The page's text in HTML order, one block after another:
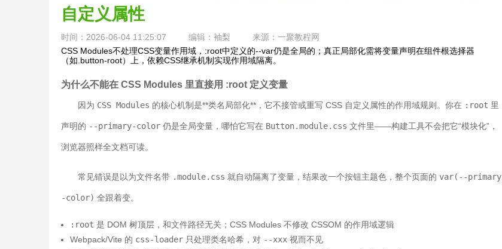
自定义属性
时间：2026-06-04 11:25:07 编辑：袖梨
来源：一聚教程网
CSS Modules不处理CSS变量作用域，:root中定义的--var仍是全局的；真正局部化需将变量声明在组件根选择器
（如.button-root）上，依赖CSS继承机制实现作用域隔离。
为什么不能在 CSS Modules 里直接用 :root 定义变量
因为 CSS Modules 的核心机制是**类名局部化**，它不接管或重写 CSS 自定义属性的作用域规则。你在 :root 里
声明的 --primary-color 仍是全局变量，哪怕它写在 Button.module.css 文件里——构建工具不会把它“模块化”，
浏览器照样全文档可读。
常见错误是以为文件名带 .module.css 就自动隔离了变量，结果改一个按钮主题色，整个页面的 var(--primary
-color) 全跟着变。
:root 是 DOM 树顶层，和文件路径无关；CSS Modules 不修改 CSSOM 的作用域逻辑
Webpack/Vite 的 css-loader 只处理类名哈希，对 --xxx 视而不见